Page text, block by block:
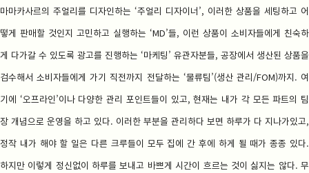
마마카사르의 주얼리를 디자인하는 ‘주얼리 디자이너’, 이러한 상품을 세팅하고 어
떻게 판매할 것인지 고민하고 실행하는 ‘MD’들, 이런 상품이 소비자들에게 친숙하
게 다가갈 수 있도록 광고를 진행하는 ‘마케팅’ 유관자분들, 공장에서 생산된 상품을
검수해서 소비자들에게 가기 직전까지 전달하는 ‘물류팀’(생산 관리/FOM)까지. 여
기에 ‘오프라인’이나 다양한 관리 포인트들이 있고, 현재는 내가 각 모든 파트의 팀
장 개념으로 운영을 하고 있다. 이러한 부분을 관리하다 보면 하루가 다 지나가있고,
정작 내가 해야 할 일은 다른 크루들이 모두 집에 간 후에 하게 될 때가 종종 있다.
하지만 이렇게 정신없이 하루를 보내고 바쁘게 시간이 흐르는 것이 싫지는 않다. 무